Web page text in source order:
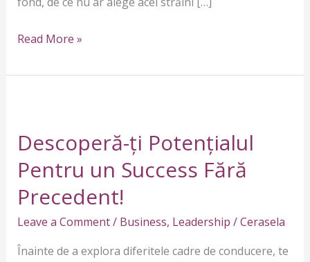
Read More »
Descoperă-ți Potențialul
Pentru un Success Fără
Precedent!
Leave a Comment/ Business, Leadership /Cerasela
Înainte de a explora diferitele cadre de conducere, te
Potențialul
Pentru
un
Success
Fără
Precedent!